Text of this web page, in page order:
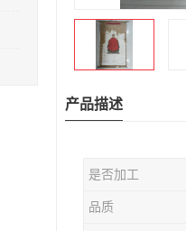
产品描述
是否加工
品质